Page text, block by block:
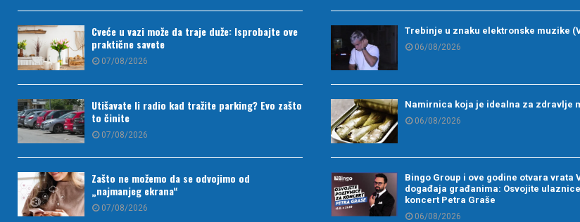
Cveće u vazi može da traje duže: Isprobajte ove
praktične savete
07/08/2026
Utišavate li radio kad tražite parking? Evo zašto
to činite
07/08/2026
Zašto ne možemo da se odvojimo od
„najmanjeg ekrana“
07/08/2026
Trebinje u znaku elektronske muzike
06/08/2026
Namirnica koja je idealna za zdravlje
06/08/2026
Bingo Group i ove godine otvara vrata
događaja građanima: Osvojite
koncert Petra Graše
06/08/2026